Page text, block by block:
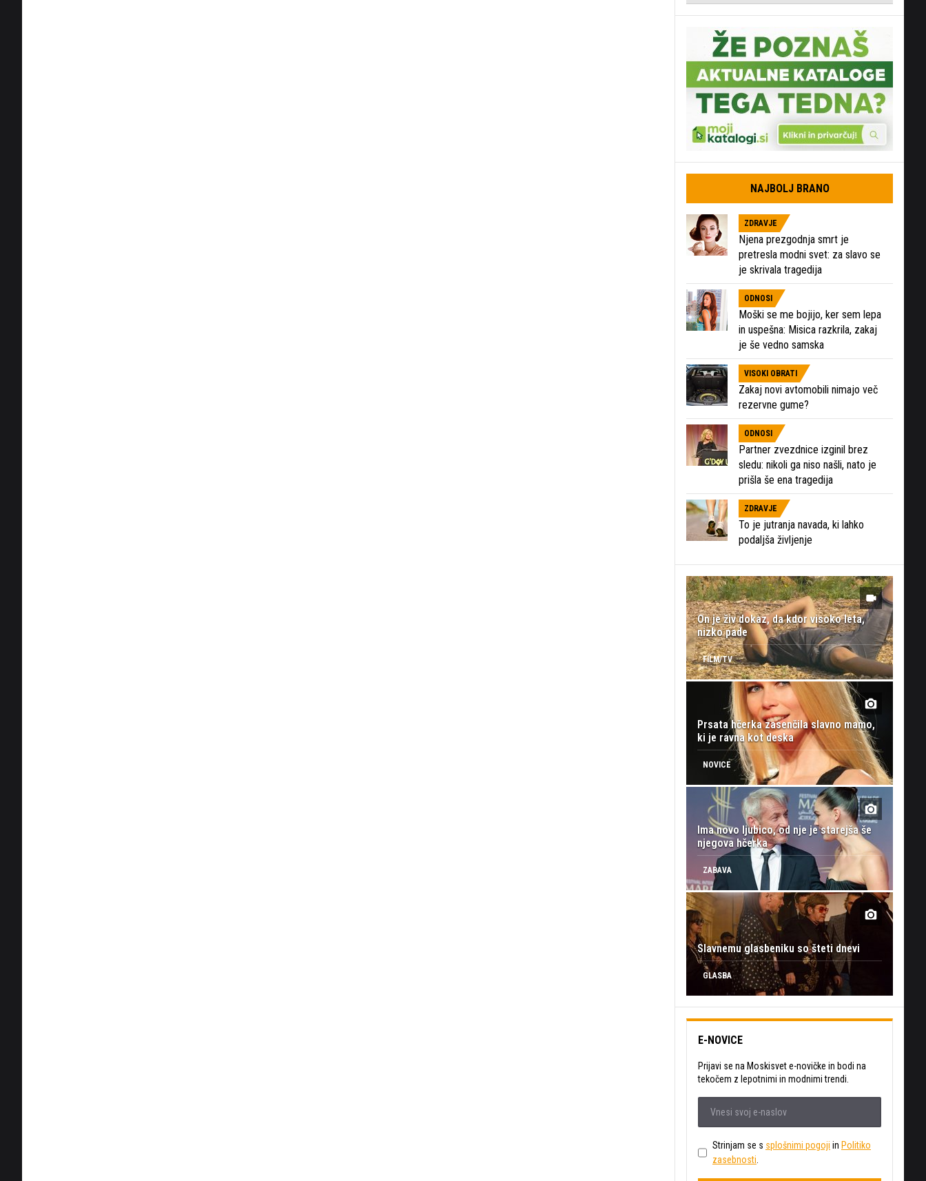
NAJBOLJ BRANO
ZDRAVJE
Njena prezgodnja smrt je
pretresla modni svet: za slavo se
je skrivala tragedija
ODNOSI
Moški se me bojijo, ker sem lepa
in uspešna: Misica razkrila, zakaj
je še vedno samska
VISOKI OBRATI
Zakaj novi avtomobili nimajo več
rezervne gume?
ODNOSI
Partner zvezdnice izginil brez
sledu: nikoli ga niso našli, nato je
prišla še ena tragedija
ZDRAVJE
To je jutranja navada, ki lahko
podaljša življenje
On je živ dokaz, da kdor visoko leta,
nizko pade
FILM/TV
Prsata hčerka zasenčila slavno mamo,
ki je ravna kot deska
NOVICE
Ima novo ljubico, od nje je starejša še
njegova hčerka
ZABAVA
Slavnemu glasbeniku so šteti dnevi
GLASBA
E-NOVICE
Prijavi se na Moskisvet e-novičke in bodi na
tekočem z lepotnimi in modnimi trendi.
Strinjam se s splošnimi pogoji in Politiko
zasebnosti